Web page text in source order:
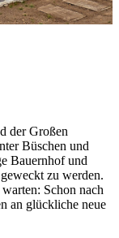
der Großen
Büschen und
Bauernhof und
zu werden.
Schon nach
an glückliche neue